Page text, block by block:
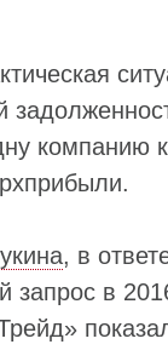
компанию
, в
запрос в